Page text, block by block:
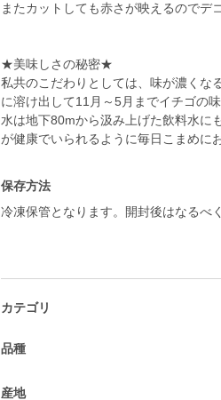
またカットしても赤さが映えるのでデ
★美味しさの秘密★
私共のこだわりとしては、味が濃くな
に溶け出して11月～5月までイチゴの
水は地下80mから汲み上げた飲料水に
が健康でいられるように毎日こまめに
保存方法
冷凍保管となります。開封後はなるべ
カテゴリ
品種
産地